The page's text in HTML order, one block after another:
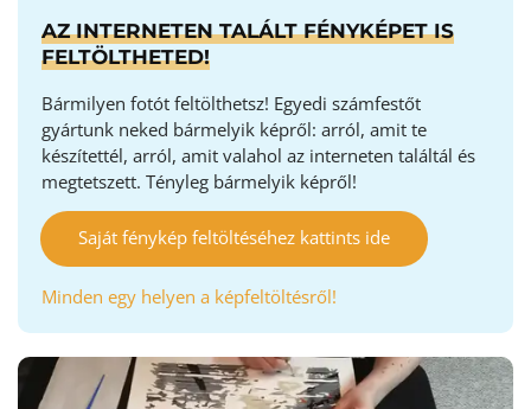
AZ INTERNETEN TALÁLT FÉNYKÉPET IS
FELTÖLTHETED!
Bármilyen fotót feltölthetsz! Egyedi számfestőt
gyártunk neked bármelyik képről: arról, amit te
készítettél, arról, amit valahol az interneten találtál és
megtetszett. Tényleg bármelyik képről!
Saját fénykép feltöltéséhez kattints ide
Minden egy helyen a képfeltöltésről!